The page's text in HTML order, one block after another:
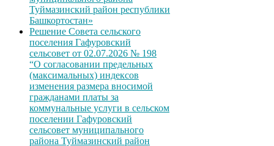
Туймазинский район республики
Башкортостан»
Решение Совета сельского
поселения Гафуровский
сельсовет от 02.07.2026 № 198
“О согласовании предельных
(максимальных) индексов
изменения размера вносимой
гражданами платы за
коммунальные услуги в сельском
поселении Гафуровский
сельсовет муниципального
района Туймазинский район